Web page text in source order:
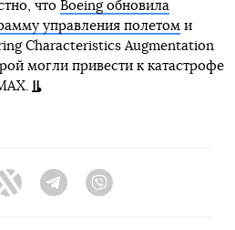
что Boeing обновила
управления полетоми
Characteristics Augmentation
могли привести к катастрофе
Twitter Telegram